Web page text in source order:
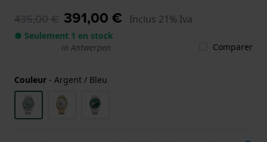
435,00 € 391,00 € Inclus 21% Iva
● Seulement 1 en stock
in Antwerpen
Comparer
Couleur - Argent / Bleu